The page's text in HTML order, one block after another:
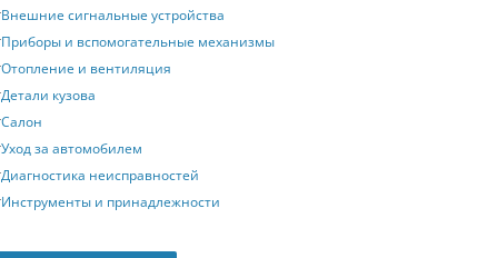
Внешние сигнальные устройства
Приборы и вспомогательные механизмы
Отопление и вентиляция
Детали кузова
Салон
Уход за автомобилем
Диагностика неисправностей
Инструменты и принадлежности